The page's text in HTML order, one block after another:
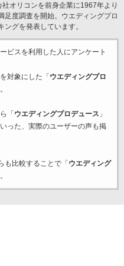
オリコンを前身企業に1967年より
足度調査を開始。ウエディングプロ
グを発表しています。
ビスを利用した 人にアンケート
対象にした「 ウエディングプロ
「 ウエディングプロデュース 」
った、実際のユーザーの声も掲
も比較することで「 ウエディング